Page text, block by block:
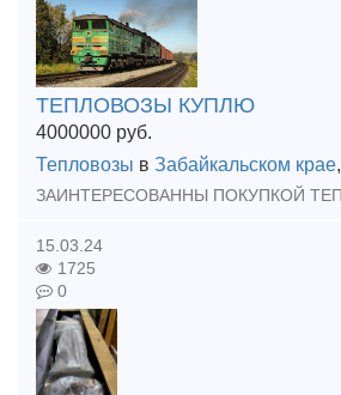
ТЕПЛОВОЗЫ КУПЛЮ
4000000 руб.
Тепловозы в Забайкальском крае,
15.03.24
1725
0